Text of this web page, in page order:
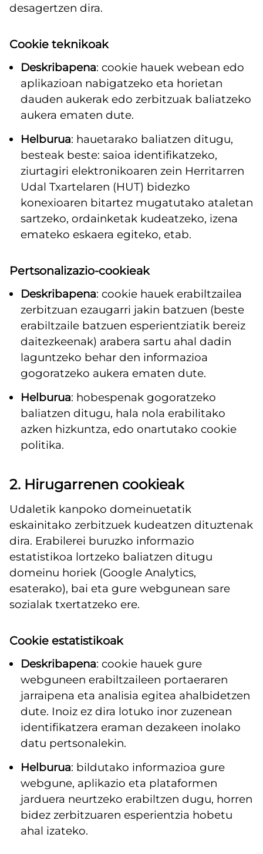
desagertzen dira.
Cookie teknikoak
Deskribapena: cookie hauek webean edo
aplikazioan nabigatzeko eta horietan
dauden aukerak edo zerbitzuak baliatzeko
aukera ematen dute.
Helburua: hauetarako baliatzen ditugu,
besteak beste: saioa identifikatzeko,
ziurtagiri elektronikoaren zein Herritarren
Udal Txartelaren (HUT) bidezko
konexioaren bitartez mugatutako ataletan
sartzeko, ordainketak kudeatzeko, izena
emateko eskaera egiteko, etab.
Pertsonalizazio-cookieak
Deskribapena: cookie hauek erabiltzailea
zerbitzuan ezaugarri jakin batzuen (beste
erabiltzaile batzuen esperientziatik bereiz
daitezkeenak) arabera sartu ahal dadin
laguntzeko behar den informazioa
gogoratzeko aukera ematen dute.
Helburua: hobespenak gogoratzeko
baliatzen ditugu, hala nola erabilitako
azken hizkuntza, edo onartutako cookie
politika.
2. Hirugarrenen cookieak
Udaletik kanpoko domeinuetatik
eskainitako zerbitzuek kudeatzen dituztenak
dira. Erabilerei buruzko informazio
estatistikoa lortzeko baliatzen ditugu
domeinu horiek (Google Analytics,
esaterako), bai eta gure webgunean sare
sozialak txertatzeko ere.
Cookie estatistikoak
Deskribapena: cookie hauek gure
webguneen erabiltzaileen portaeraren
jarraipena eta analisia egitea ahalbidetzen
dute. Inoiz ez dira lotuko inor zuzenean
identifikatzera eraman dezakeen inolako
datu pertsonalekin.
Helburua: bildutako informazioa gure
webgune, aplikazio eta plataformen
jarduera neurtzeko erabiltzen dugu, horren
bidez zerbitzuaren esperientzia hobetu
ahal izateko.